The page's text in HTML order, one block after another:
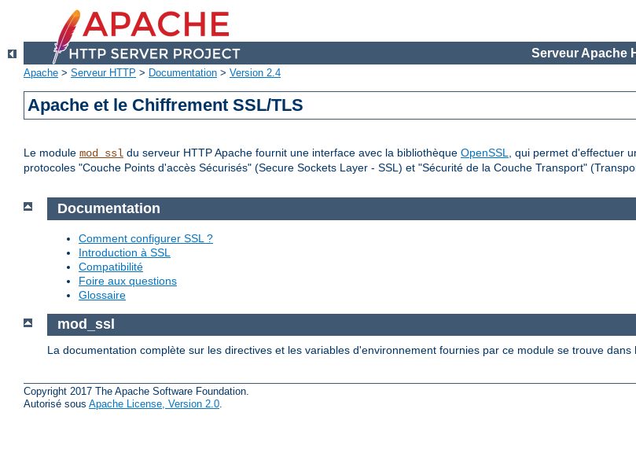
Serveur Apache
Apache > Serveur HTTP > Documentation > Version 2.4
Apache et le Chiffrement SSL/TLS
Le module mod_ssl du serveur HTTP Apache fournit une interface avec la bibliothèque OpenSSL, qui permet d'effectuer
protocoles "Couche Points d'accès Sécurisés" (Secure Sockets Layer - SSL) et "Sécurité de la Couche Transport"
Documentation
Comment configurer SSL ?
Introduction à SSL
Compatibilité
Foire aux questions
Glossaire
mod_ssl
La documentation complète sur les directives et les variables d'environnement fournies par ce module se trouve dans
Copyright 2017 The Apache Software Foundation.
Autorisé sous Apache License, Version 2.0.